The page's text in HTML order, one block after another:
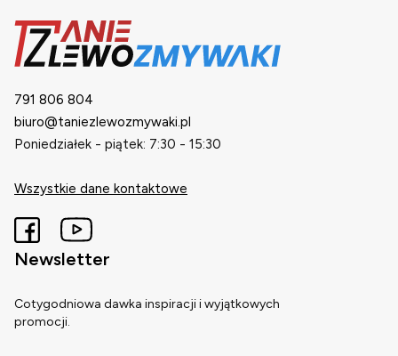
791 806 804
biuro@taniezlewozmywaki.pl
Poniedziałek - piątek: 7:30 - 15:30
Wszystkie dane kontaktowe
Newsletter
Cotygodniowa dawka inspiracji i wyjątkowych
promocji.